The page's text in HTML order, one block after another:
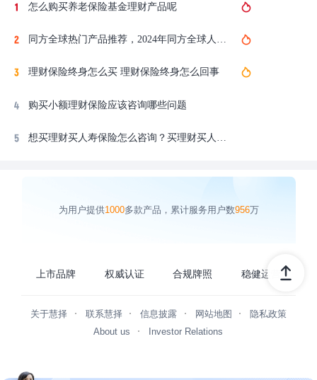
怎么购买养老保险基金理财产品呢
同方全球热门产品推荐，2024年同方全球人寿的理财保险哪个最好?
理财保险终身怎么买 理财保险终身怎么回事
购买小额理财保险应该咨询哪些问题
想买理财买人寿保险怎么咨询？买理财买人寿保险前，要关注这几个问题！
为用户提供1000多款产品，累计服务用户数956万
上市品牌 权威认证 合规牌照 稳健运营
关于慧择 联系慧择 信息披露 网站地图
隐私政策
About us
Investor Relations